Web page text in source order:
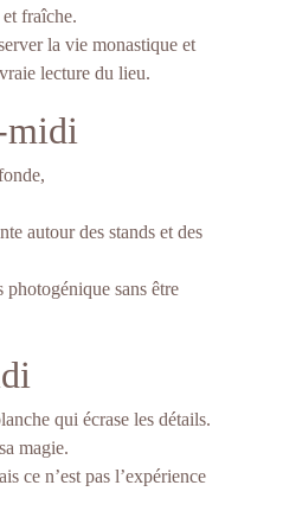
fraîche.
lecture du lieu.
midi
qui écrase les détails.
magie.